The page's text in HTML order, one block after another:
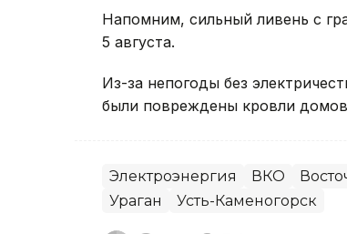
Напомним, сильный ливень с
5 августа.
Из-за непогоды без
были повреждены кровли
Электроэнергия ВКО
Ураган
Усть-Каменогорск